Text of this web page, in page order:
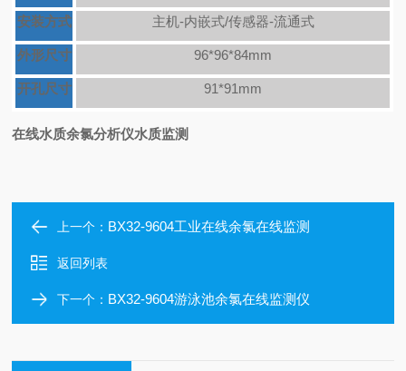
安装方式 主机-内嵌式/传感器-流通式
外形尺寸 96*96*84mm
开孔尺寸 91*91mm
在线水质余氯分析仪水质监测
上一个： BX32-9604工业在线余氯在线监测
返回列表
下一个： BX32-9604游泳池余氯在线监测仪